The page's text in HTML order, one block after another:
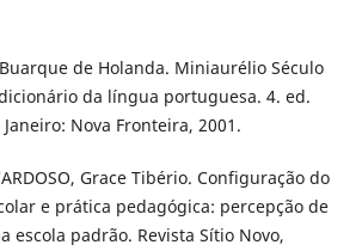
Buarque de Holanda. Miniaurélio Século
da língua portuguesa. 4. ed.
Nova Fronteira, 2001.
Grace Tibério. Configuração do
e prática pedagógica: percepção de
escola padrão. Revista Sítio Novo,